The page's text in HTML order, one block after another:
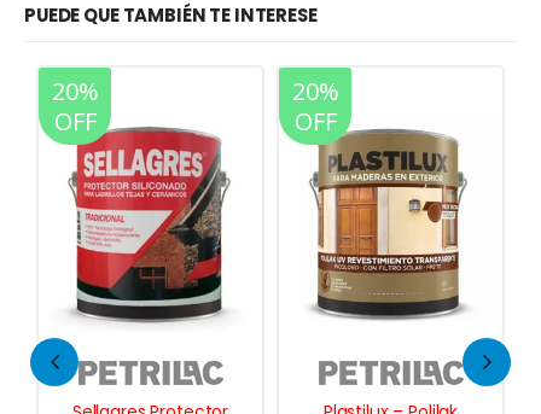
PUEDE QUE TAMBIÉN TE INTERESE
20%
OFF
20%
OFF